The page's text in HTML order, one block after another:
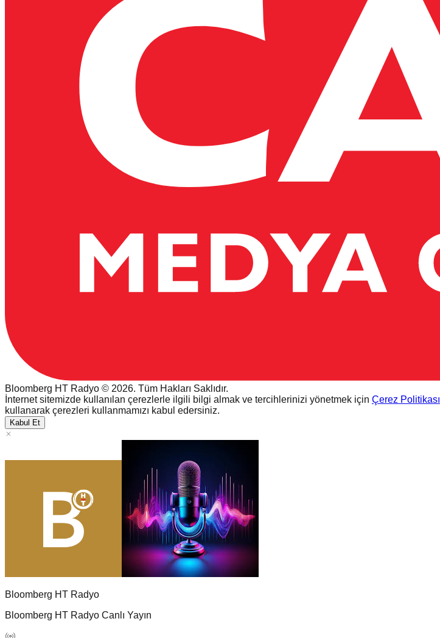
Bloomberg HT Radyo © 2026. Tüm Hakları Saklıdır.
İnternet sitemizde kullanılan çerezlerle ilgili bilgi almak ve tercihlerinizi yönetmek için Çerez Politikası
kullanarak çerezleri kullanmamızı kabul edersiniz.
Kabul Et
Bloomberg HT Radyo
Bloomberg HT Radyo Canlı Yayın